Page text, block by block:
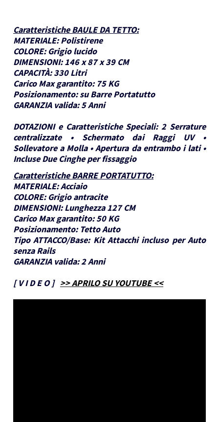
Caratteristiche BAULE DA TETTO:
MATERIALE: Polistirene
COLORE: Grigio lucido
DIMENSIONI: 146 x 87 x 39 CM
CAPACITÀ: 330 Litri
Carico Max garantito: 75 KG
Posizionamento: su Barre Portatutto
GARANZIA valida: 5 Anni
DOTAZIONI e Caratteristiche Speciali: 2 Serrature
centralizzate • Schermato dai Raggi UV •
Sollevatore a Molla • Apertura da entrambo i lati •
Incluse Due Cinghe per fissaggio
Caratteristiche BARRE PORTATUTTO:
MATERIALE:Acciaio
COLORE: Grigio antracite
DIMENSIONI: Lunghezza 127 CM
Carico Max garantito: 50 KG
Posizionamento: Tetto Auto
Tipo ATTACCO/Base: Kit Attacchi incluso per Auto
senza Rails
GARANZIA valida:2 Anni
[V I D E O] >> APRILO SU YOUTUBE <<